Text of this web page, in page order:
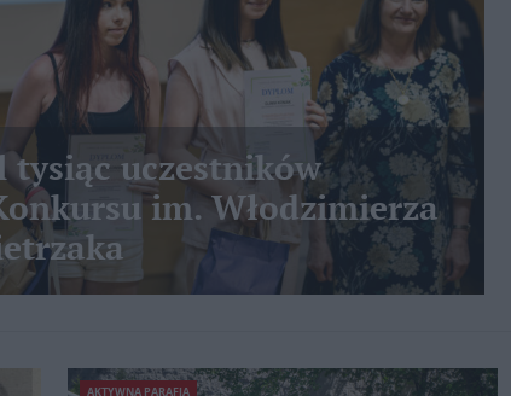
tysiąc uczestników
im. Włodzimierza
AKTYWNA PARAFIA